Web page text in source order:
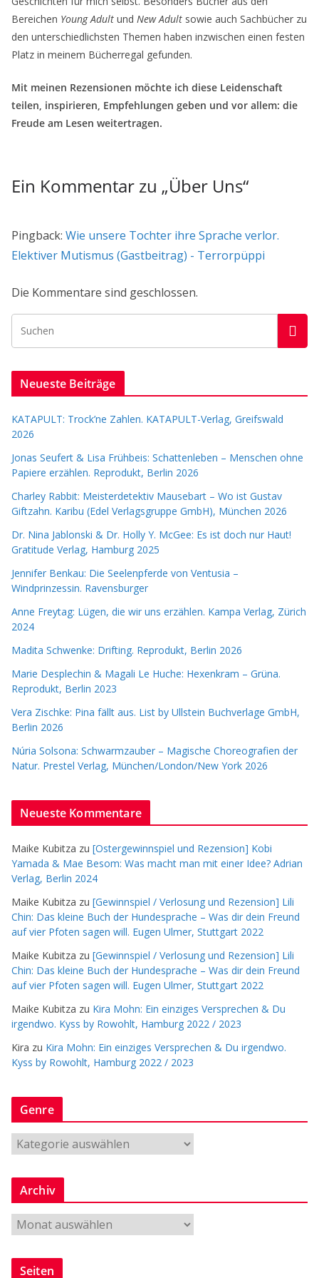
Bereichen Young Adult und New Adult sowie auch Sachbücher zu
den unterschiedlichsten Themen haben inzwischen einen festen
Platz in meinem Bücherregal gefunden.
Mit meinen Rezensionen möchte ich diese Leidenschaft
teilen, inspirieren, Empfehlungen geben und vor allem: die
Freude am Lesen weitertragen.
Ein Kommentar zu „Über Uns“
Pingback: Wie unsere Tochter ihre Sprache verlor.
Elektiver Mutismus (Gastbeitrag) - Terrorpüppi
Die Kommentare sind geschlossen.
Neueste Beiträge
KATAPULT: Trock’ne Zahlen. KATAPULT-Verlag, Greifswald
2026
Jonas Seufert & Lisa Frühbeis: Schattenleben – Menschen ohne
Papiere erzählen. Reprodukt, Berlin 2026
Charley Rabbit: Meisterdetektiv Mausebart – Wo ist Gustav
Giftzahn. Karibu (Edel Verlagsgruppe GmbH), München 2026
Dr. Nina Jablonski & Dr. Holly Y. McGee: Es ist doch nur Haut!
Gratitude Verlag, Hamburg 2025
Jennifer Benkau: Die Seelenpferde von Ventusia –
Windprinzessin. Ravensburger
Anne Freytag: Lügen, die wir uns erzählen. Kampa Verlag, Zürich
2024
Madita Schwenke: Drifting. Reprodukt, Berlin 2026
Marie Desplechin & Magali Le Huche: Hexenkram – Grüna.
Reprodukt, Berlin 2023
Vera Zischke: Pina fällt aus. List by Ullstein Buchverlage GmbH,
Berlin 2026
Núria Solsona: Schwarmzauber – Magische Choreografien der
Natur. Prestel Verlag, München/London/New York 2026
Neueste Kommentare
Maike Kubitza zu [Ostergewinnspiel und Rezension] Kobi
Yamada & Mae Besom: Was macht man mit einer Idee? Adrian
Verlag, Berlin 2024
Maike Kubitza zu [Gewinnspiel / Verlosung und Rezension] Lili
Chin: Das kleine Buch der Hundesprache – Was dir dein Freund
auf vier Pfoten sagen will. Eugen Ulmer, Stuttgart 2022
Maike Kubitza zu [Gewinnspiel / Verlosung und Rezension] Lili
Chin: Das kleine Buch der Hundesprache – Was dir dein Freund
auf vier Pfoten sagen will. Eugen Ulmer, Stuttgart 2022
Maike Kubitza zu Kira Mohn: Ein einziges Versprechen & Du
irgendwo. Kyss by Rowohlt, Hamburg 2022 / 2023
Kira zu Kira Mohn: Ein einziges Versprechen & Du irgendwo.
Kyss by Rowohlt, Hamburg 2022 / 2023
Genre
G
e
n
e
Archiv
r
c
Seiten